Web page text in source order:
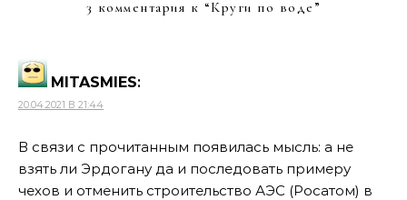
3 комментария к “Круги по воде ”
MITASMIES:
20.04.2021 В 21:44
В связи с прочитанным появилась мысль: а не
взять ли Эрдогану да и последовать примеру
чехов и отменить строительство АЭС (Росатом) в